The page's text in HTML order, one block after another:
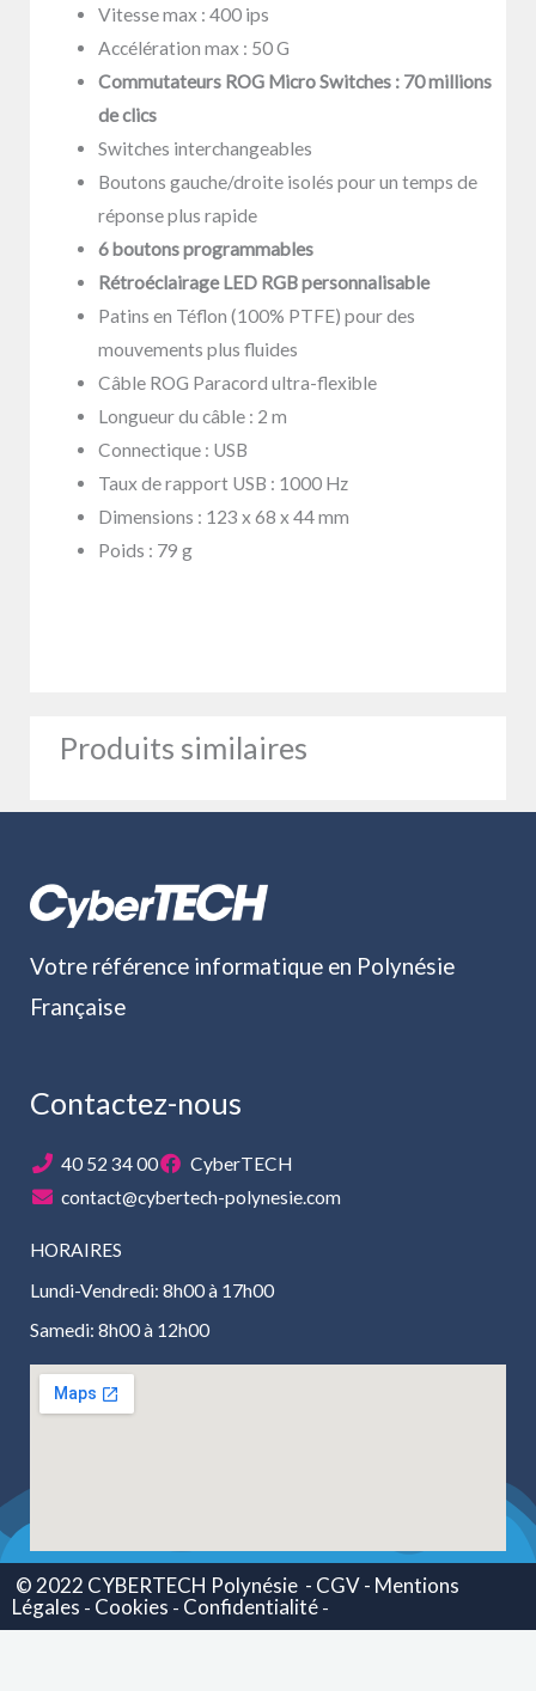
Vitesse max : 400 ips
Accélération max : 50 G
Commutateurs ROG Micro Switches : 70 millions
de clics
Switches interchangeables
Boutons gauche/droite isolés pour un temps de
réponse plus rapide
6 boutons programmables
Rétroéclairage LED RGB personnalisable
Patins en Téflon (100% PTFE) pour des
mouvements plus fluides
Câble ROG Paracord ultra-flexible
Longueur du câble : 2 m
Connectique : USB
Taux de rapport USB : 1000 Hz
Dimensions : 123 x 68 x 44 mm
Poids : 79 g
Produits similaires
Votre référence informatique en Polynésie
Française
Contactez-nous
40 52 34 00
CyberTECH
contact@cybertech-polynesie.com
HORAIRES
Lundi-Vendredi: 8h00 à 17h00
Samedi: 8h00 à 12h00
© 2022 CYBERTECH Polynésie - CGV - Mentions
Légales - Cookies - Confidentialité -